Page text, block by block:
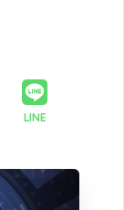
LINE